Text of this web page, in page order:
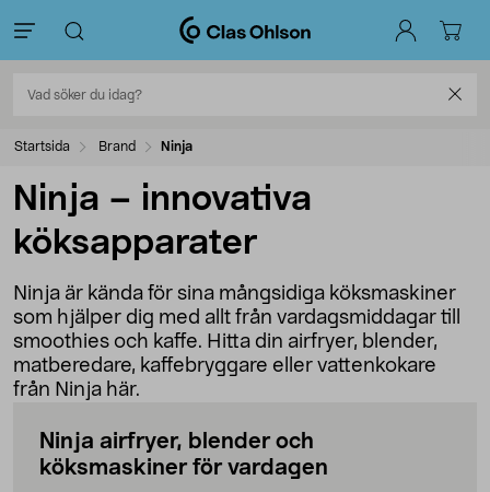
Startsida Brand Ninja
Ninja – innovativa
köksapparater
Ninja är kända för sina mångsidiga köksmaskiner
som hjälper dig med allt från vardagsmiddagar till
smoothies och kaffe. Hitta din airfryer, blender,
matberedare, kaffebryggare eller vattenkokare
från Ninja här.
Ninja airfryer, blender och
köksmaskiner för vardagen